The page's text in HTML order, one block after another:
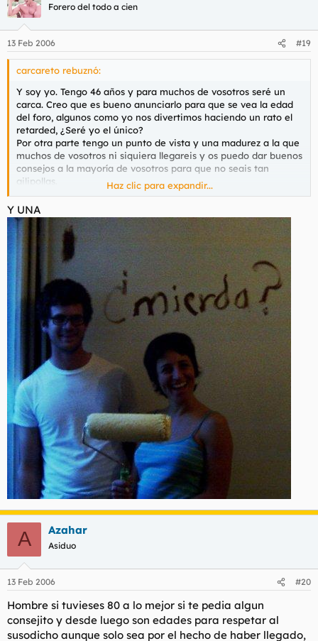
Forero del todo a cien
13 Feb 2006 #19
carcareto rebuznó:
Y soy yo. Tengo 46 años y para muchos de vosotros seré un
carca. Creo que es bueno anunciarlo para que se vea la edad
del foro, algunos como yo nos divertimos haciendo un rato el
retarded, ¿Seré yo el único?
Por otra parte tengo un punto de vista y una madurez a la que
muchos de vosotros ni siquiera llegareis y os puedo dar buenos
consejos a la mayoría de vosotros para que no seais tan
gilipollas.
P.D.: Haced caso al viejo, hijos de mala madre, puedo ayudaros
a ver
la vida con más precisión.
Haz clic para expandir...
Y UNA
A Azahar
Asiduo
13 Feb 2006 #20
Hombre si tuvieses 80 a lo mejor si te pedia algun
consejito y desde luego son edades para respetar al
susodicho aunque solo sea por el hecho de haber llegado,